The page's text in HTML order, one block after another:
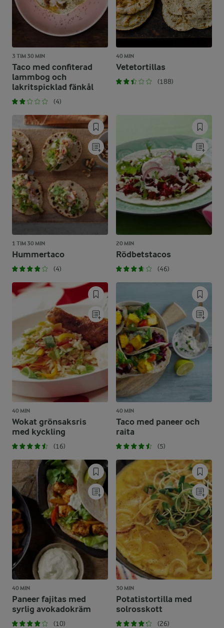
3 TIM 30 MIN
Taco med confiterad
lammbog och
lakritspicklad fänkål
(4)
40 MIN
Vetetortillas
(188)
1 TIM 30 MIN
Hummertaco
(4)
20 MIN
Rödbetstacos
(46)
40 MIN
Wokat grönsaksris
med kyckling
(16)
40 MIN
Taco med paneer och
raita
(5)
40 MIN
Paneer fajitas med
syrlig avokadokräm
(10)
30 MIN
Potatistortilla med
solrosskott
(26)